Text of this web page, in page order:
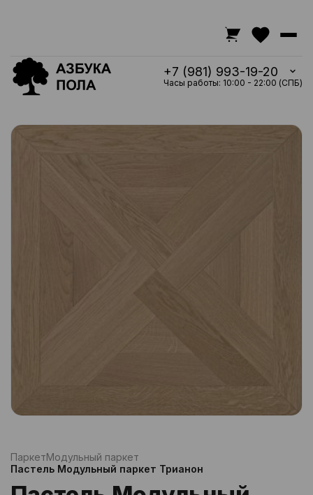
+7 (981) 993-19-20
Часы работы: 10:00 - 22:00 (СПБ)
ПаркетМодульный паркет
Пастель Модульный паркет Трианон